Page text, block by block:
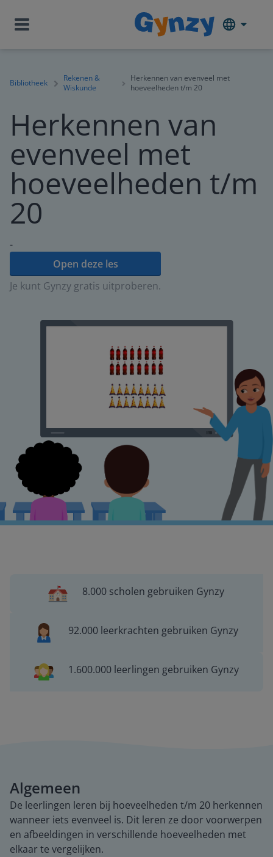
Bibliotheek
Rekenen &
Wiskunde
Herkennen van evenveel met
hoeveelheden t/m 20
Herkennen van
evenveel met
hoeveelheden t/m
20
-
Open deze les
Je kunt Gynzy gratis uitproberen.
8.000 scholen gebruiken Gynzy
92.000 leerkrachten gebruiken Gynzy
1.600.000 leerlingen gebruiken Gynzy
Algemeen
De leerlingen leren bij hoeveelheden t/m 20 herkennen
wanneer iets evenveel is. Dit leren ze door voorwerpen
en afbeeldingen in verschillende hoeveelheden met
elkaar te vergelijken.